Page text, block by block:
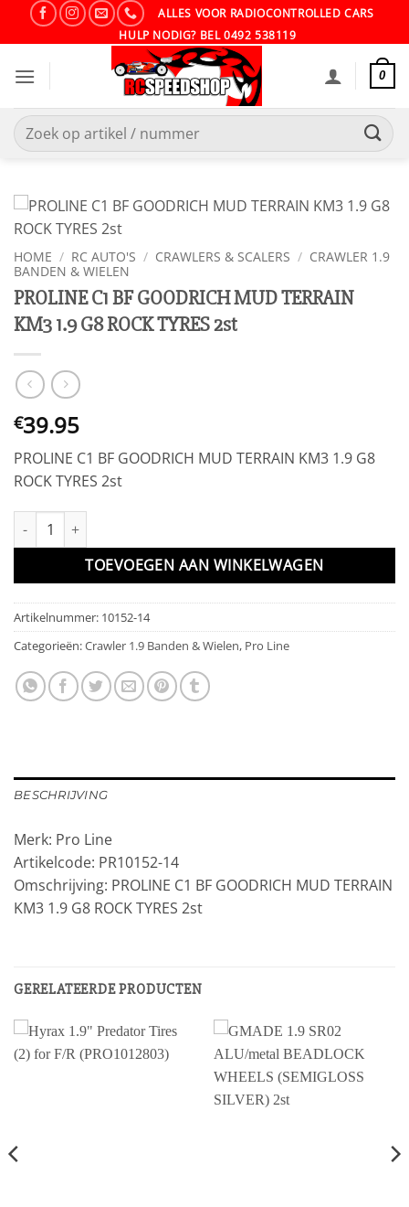
ALLES VOOR RADIOCONTROLLED CARS
HULP NODIG? BEL 0492 538119
0
Zoeken
naar:
HOME / RC AUTO'S / CRAWLERS & SCALERS / CRAWLER 1.9
BANDEN & WIELEN
PROLINE C1 BF GOODRICH MUD TERRAIN
KM3 1.9 G8 ROCK TYRES 2st
€39.95
PROLINE C1 BF GOODRICH MUD TERRAIN KM3 1.9 G8
ROCK TYRES 2st
PROLINE C1 BF GOODRICH MUD TERRAIN KM3 1.9 G8 ROCK
TOEVOEGEN AAN WINKELWAGEN
Artikelnummer: 10152-14
Categorieën:Crawler 1.9 Banden & Wielen, Pro Line
BESCHRIJVING
Merk: Pro Line
Artikelcode: PR10152-14
Omschrijving: PROLINE C1 BF GOODRICH MUD TERRAIN
KM3 1.9 G8 ROCK TYRES 2st
GERELATEERDE PRODUCTEN